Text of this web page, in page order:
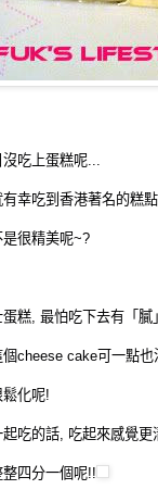
吃上蛋糕呢...
幸吃到香港著名的糕
很精美呢~?
糕, 最怕吃下去有「膩
cheese cake可一點
化呢!
吃的話, 吃起來感覺更
四分一個呢!!